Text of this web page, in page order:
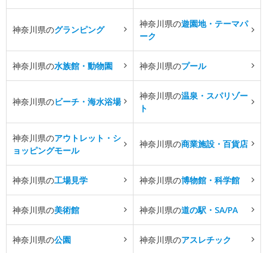
神奈川県のグランピング
神奈川県の遊園地・テーマパ
ーク
神奈川県の水族館・動物園 神奈川県のプール
神奈川県のビーチ・海水浴場
神奈川県の温泉・スパリゾー
ト
神奈川県のアウトレット・シ
ョッピングモール
神奈川県の商業施設・百貨店
神奈川県の工場見学 神奈川県の博物館・科学館
神奈川県の美術館 神奈川県の道の駅・SA/PA
神奈川県の公園 神奈川県のアスレチック